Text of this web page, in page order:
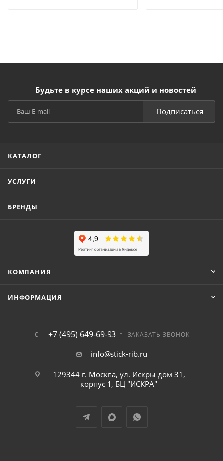
Будьте в курсе наших акций и новостей
Подписаться
КАТАЛОГ
УСЛУГИ
БРЕНДЫ
КОМПАНИЯ
ИНФОРМАЦИЯ
+7 (495) 649-69-93 ЗАКАЗАТЬ ЗВОНОК
info@stick-rib.ru
129344 г. Москва, ул. Искры дом 31,
корпус 1, БЦ "ИСКРА"